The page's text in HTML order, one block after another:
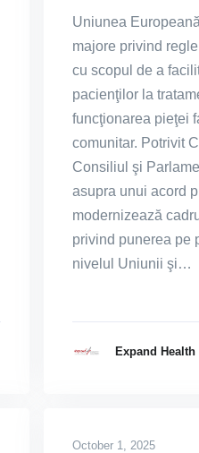
Uniunea
majore privind
cu scopul de a
pacienţilor la
funcţionarea pieţei
comunitar. Potrivit
Consiliul şi
asupra unui acord
modernizează
privind punerea pe
nivelul Uniunii şi…
Expand Health
October 1, 2025